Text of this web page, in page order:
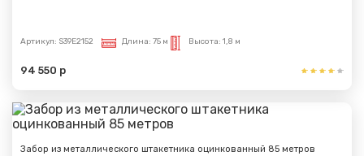
Артикул: S39E2152 Длина: 75 м Высота: 1,8 м
94 550 р
Забор из металлического штакетника оцинкованный 85 метров